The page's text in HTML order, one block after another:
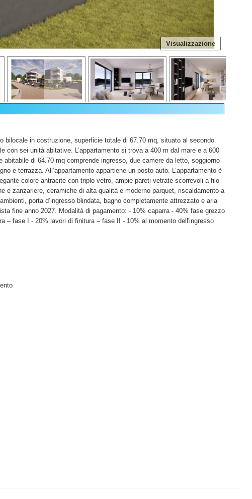
Visualizzazione
bilocale in costruzione, superficie totale di 67.70 mq, situato al secondo
con sei unità abitative. L’appartamento si trova a 400 m dal mare e a 600
abitabile di 64.70 mq comprende ingresso, due camere da letto, soggiorno
e terrazza. All’appartamento appartiene un posto auto. L’appartamento è
colore antracite con triplo vetro, ampie pareti vetrate scorrevoli a filo
e zanzariere, ceramiche di alta qualità e moderno parquet, riscaldamento a
porta d’ingresso blindata, bagno completamente attrezzato e aria
fine anno 2027. Modalità di pagamento: - 10% caparra - 40% fase grezzo
– fase I - 20% lavori di finitura – fase II - 10% al momento dell'ingresso